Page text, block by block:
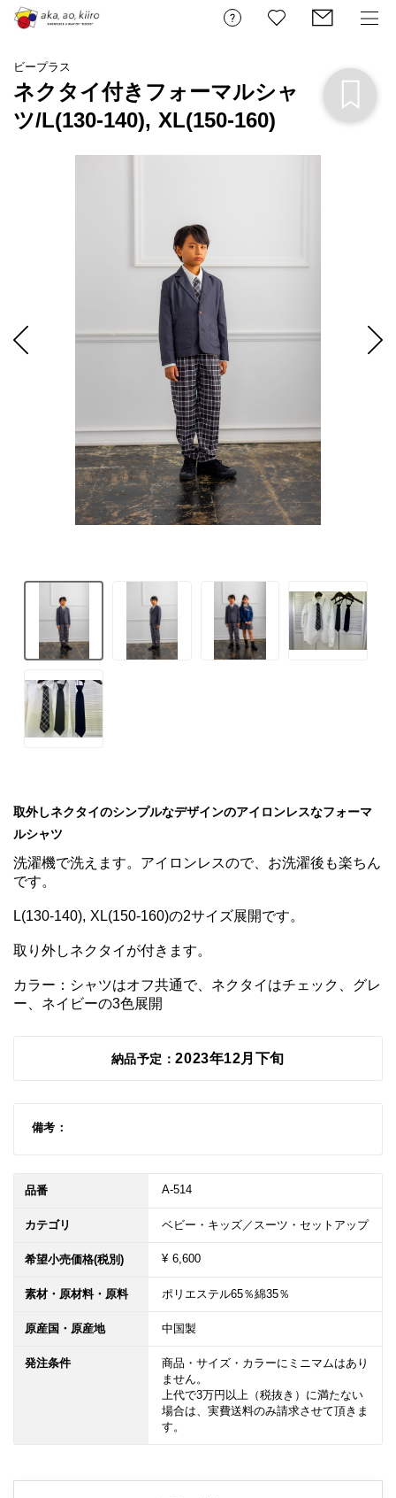
ビープラス
ネクタイ付きフォーマルシャ
ツ/L(130-140), XL(150-160)
取外しネクタイのシンプルなデザインのアイロンレスなフォーマ
ルシャツ
洗濯機で洗えます。アイロンレスので、お洗濯後も楽ちん
です。
L(130-140), XL(150-160)の2サイズ展開です。
取り外しネクタイが付きます。
カラー：シャツはオフ共通で、ネクタイはチェック、グレ
ー、ネイビーの3色展開
納品予定：2023年12月下旬
備考：
品番 A-514
カテゴリ ベビー・キッズ／スーツ・セットアップ
希望小売価格(税別) ¥ 6,600
素材・原材料・原料 ポリエステル65％綿35％
原産国・原産地 中国製
発注条件
商品・サイズ・カラーにミニマムはあり
ません。
上代で3万円以上（税抜き）に満たない
場合は、実費送料のみ請求させて頂きま
す。